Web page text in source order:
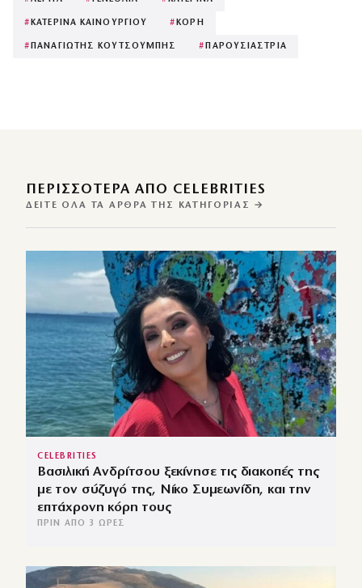
# ΚΑΤΕΡΙΝΑ ΚΑΙΝΟΥΡΓΙΟΥ # ΚΟΡΗ
# ΠΑΝΑΓΙΩΤΗΣ ΚΟΥΤΣΟΥΜΠΗΣ # ΠΑΡΟΥΣΙΑΣΤΡΙΑ
ΠΕΡΙΣΣΌΤΕΡΑ ΑΠΌ CELEBRITIES
ΔΕΊΤΕ ΌΛΑ ΤΑ ΆΡΘΡΑ ΤΗΣ ΚΑΤΗΓΟΡΊΑΣ →
CELEBRITIES
Βασιλική Ανδρίτσου ξεκίνησε τις διακοπές της
με τον σύζυγό της, Νίκο Συμεωνίδη, και την
επτάχρονη κόρη τους
ΠΡΙΝ ΑΠΌ 3 ΏΡΕΣ